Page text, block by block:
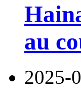
au
2025-